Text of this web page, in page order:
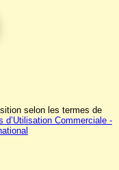
selon les termes de
d’Utilisation Commerciale -